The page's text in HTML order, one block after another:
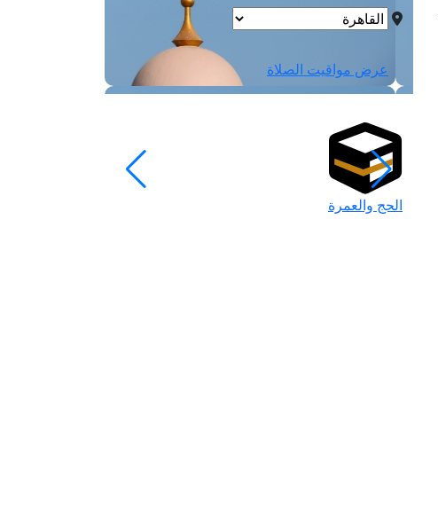
عرض مواقيت الصلاة
الحج والعمرة